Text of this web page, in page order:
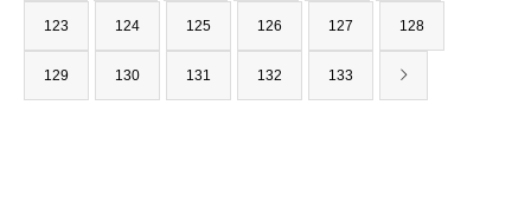
123 124 125 126 127 128
129 130 131 132 133